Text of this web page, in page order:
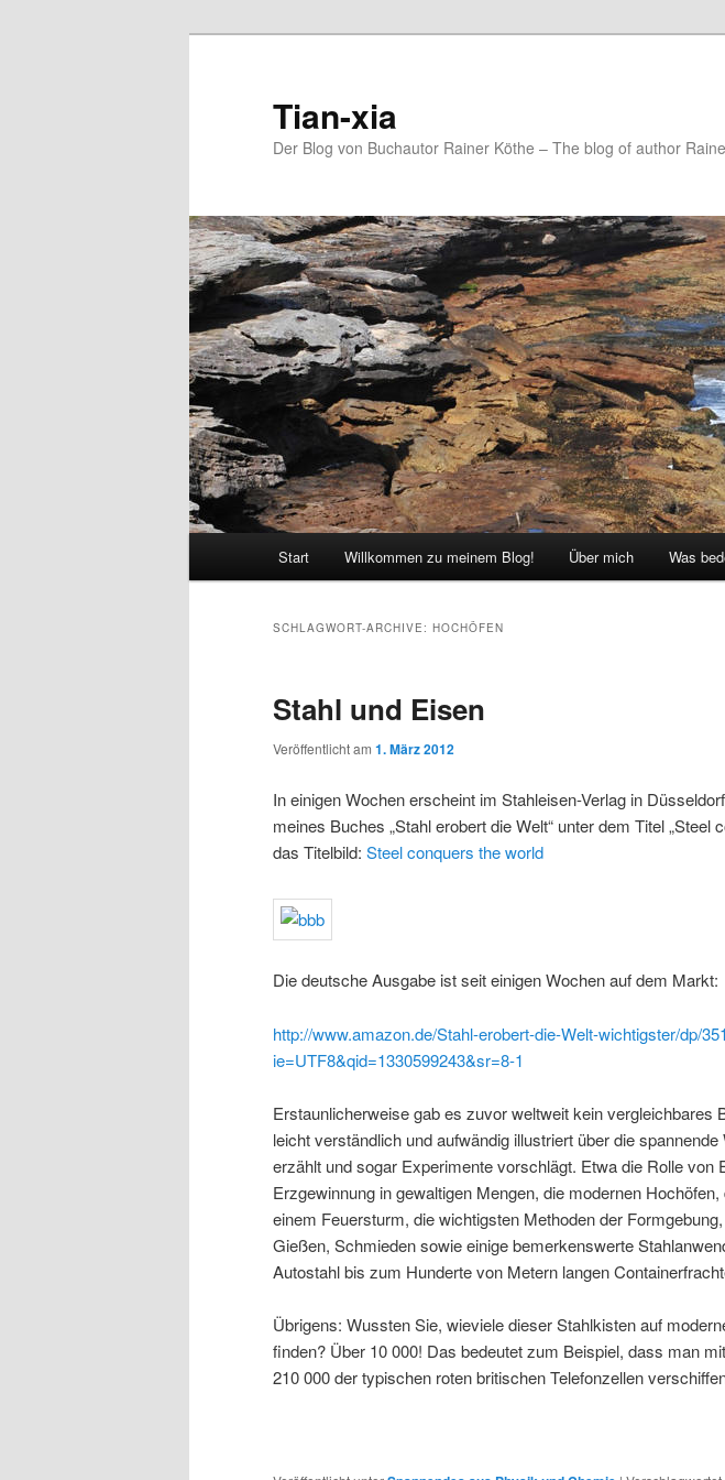
Tian-xia
Der Blog von Buchautor Rainer Köthe – The blog of author
Start Willkommen zu meinem Blog! Über mich Was
SCHLAGWORT-ARCHIVE: HOCHÖFEN
Stahl und Eisen
Veröffentlicht am 1. März 2012
In einigen Wochen erscheint im Stahleisen-Verlag in
meines Buches „Stahl erobert die Welt“ unter dem Titel „Steel
das Titelbild: Steel conquers the world
Die deutsche Ausgabe ist seit einigen Wochen auf dem Markt:
http://www.amazon.de/Stahl-erobert-die-Welt-wichtigster/dp/
ie=UTF8&qid=1330599243&sr=8-1
Erstaunlicherweise gab es zuvor weltweit kein vergleichbares
leicht verständlich und aufwändig illustriert über die
erzählt und sogar Experimente vorschlägt. Etwa die Rolle von
Erzgewinnung in gewaltigen Mengen, die modernen
einem Feuersturm, die wichtigsten Methoden der
Gießen, Schmieden sowie einige bemerkenswerte
Autostahl bis zum Hunderte von Metern langen
Übrigens: Wussten Sie, wieviele dieser Stahlkisten auf
finden? Über 10 000! Das bedeutet zum Beispiel, dass man
210 000 der typischen roten britischen Telefonzellen